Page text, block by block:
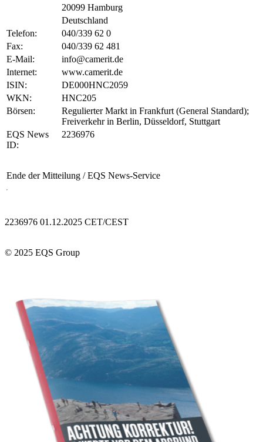
20099 Hamburg
Deutschland
Telefon:
040/339 62 0
Fax:
040/339 62 481
E-Mail:
info@camerit.de
Internet:
www.camerit.de
ISIN:
DE000HNC2059
WKN:
HNC205
Börsen:
Regulierter Markt in Frankfurt (General Standard);
Freiverkehr in Berlin, Düsseldorf, Stuttgart
EQS News
ID:
2236976
Ende der Mitteilung / EQS News-Service
2236976 01.12.2025 CET/CEST
© 2025 EQS Group